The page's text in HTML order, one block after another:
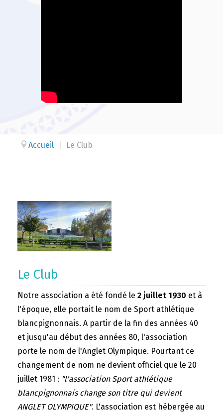
Accueil Le Club
Le Club
Notre association a été fondé le 2 juillet 1930 et à
l'époque, elle portait le nom de Sport athlétique
blancpignonnais. A partir de la fin des années 40
et jusqu'au début des années 80, l'association
porte le nom de l'Anglet Olympique. Pourtant ce
changement de nom ne devient officiel que le 20
juillet 1981 : "l'association Sport athlétique
blancpignonnais change son titre qui devient
ANGLET OLYMPIQUE". L'association est hébergée au